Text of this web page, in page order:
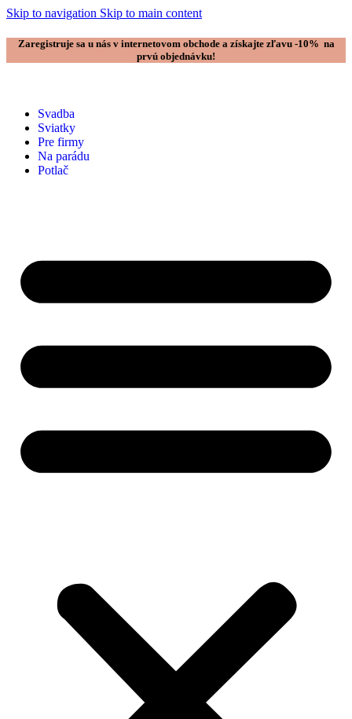
Skip to navigation Skip to main content
Zaregistruje sa u nás v internetovom obchode a získajte zľavu -10% na
prvú objednávku!
Svadba
Sviatky
Pre firmy
Na parádu
Potlač